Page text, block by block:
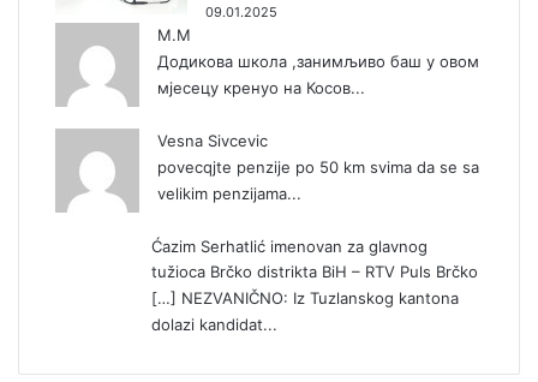
09.01.2025
М.М
Додикова школа ,занимљиво баш у овом
мјесецу кренуо на Косов...
Vesna Sivcevic
povecqjte penzije po 50 km svima da se sa
velikim penzijama...
Ćazim Serhatlić imenovan za glavnog
tužioca Brčko distrikta BiH – RTV Puls Brčko
[…] NEZVANIČNO: Iz Tuzlanskog kantona
dolazi kandidat...